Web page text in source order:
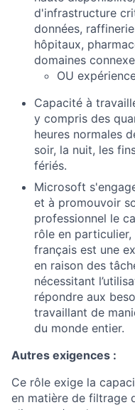
d'infrastructure
données,
hôpitaux,
domaines
OU
Capacité à
y compris des
heures normales
soir, la nuit, les
fériés.
Microsoft
et à promouvoir
professionnel le
rôle en particulier,
français est une
en raison des
nécessitant
répondre aux
travaillant de
du monde entier.
Autres exigences :
Ce rôle exige la
en matière de filtrage